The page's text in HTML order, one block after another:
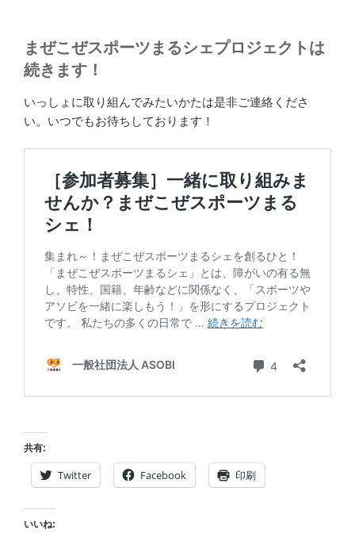
まぜこぜスポーツまるシェプロジェクトは
続きます！
いっしょに取り組んでみたいかたは是非ご連絡くださ
い。いつでもお待ちしております！
共有:
Twitter Facebook 印刷
いいね: